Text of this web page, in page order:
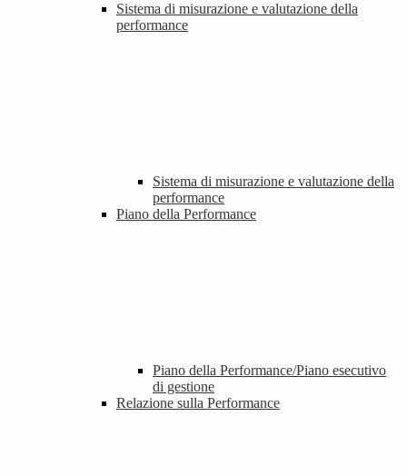
Sistema di misurazione e valutazione della
performance
Sistema di misurazione e valutazione della
performance
Piano della Performance
Piano della Performance/Piano esecutivo
di gestione
Relazione sulla Performance